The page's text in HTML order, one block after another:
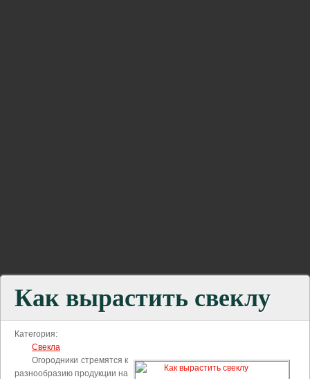
Как вырастить свеклу
Категория:
Свекла
Огородники стремятся к
разнообразию продукции на